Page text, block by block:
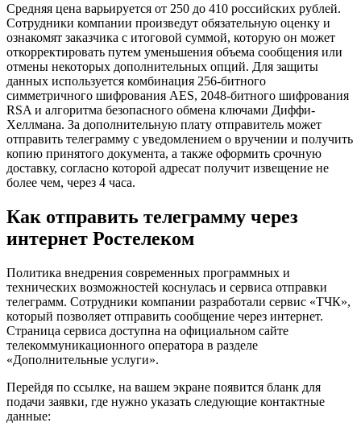
Средняя цена варьируется от 250 до 410 российских рублей.
Сотрудники компании произведут обязательную оценку и
ознакомят заказчика с итоговой суммой, которую он может
откорректировать путем уменьшения объема сообщения или
отмены некоторых дополнительных опций. Для защиты
данных используется комбинация 256-битного
симметричного шифрования AES, 2048-битного шифрования
RSA и алгоритма безопасного обмена ключами Диффи-
Хеллмана. За дополнительную плату отправитель может
отправить телеграмму с уведомлением о вручении и получить
копию принятого документа, а также оформить срочную
доставку, согласно которой адресат получит извещение не
более чем, через 4 часа.
Как отправить телеграмму через
интернет Ростелеком
Политика внедрения современных программных и
технических возможностей коснулась и сервиса отправки
телеграмм. Сотрудники компании разработали сервис «ТЧК»,
который позволяет отправить сообщение через интернет.
Страница сервиса доступна на официальном сайте
телекоммуникационного оператора в разделе
«Дополнительные услуги».
Перейдя по ссылке, на вашем экране появится бланк для
подачи заявки, где нужно указать следующие контактные
данные: